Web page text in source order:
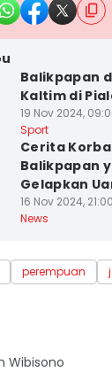
Balikpapan
Kaltim di
19 Nov 2024,
Sport
Cerita
Balikpapan
Gelapkan
16 Nov 2024,
News
perempuan
Wibisono